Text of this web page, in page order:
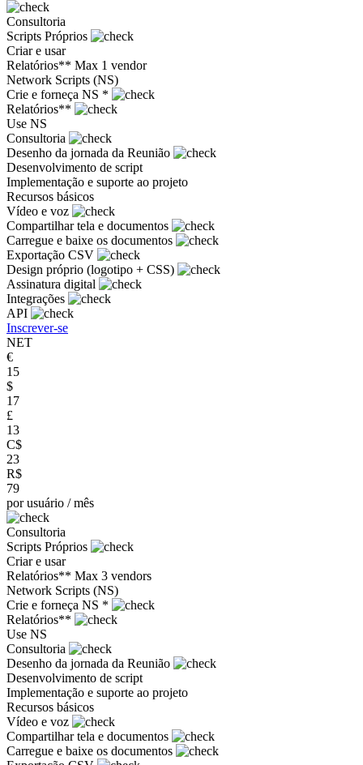
Consultoria
Scripts Próprios
Criar e usar
Relatórios** Max 1 vendor
Network Scripts (NS)
Crie e forneça NS *
Relatórios**
Use NS
Consultoria
Desenho da jornada da Reunião
Desenvolvimento de script
Implementação e suporte ao projeto
Recursos básicos
Vídeo e voz
Compartilhar tela e documentos
Carregue e baixe os documentos
Exportação CSV
Design próprio (logotipo + CSS)
Assinatura digital
Integrações
API
Inscrever-se
NET
€
15
$
17
£
13
C$
23
R$
79
por usuário / mês
Consultoria
Scripts Próprios
Criar e usar
Relatórios** Max 3 vendors
Network Scripts (NS)
Crie e forneça NS *
Relatórios**
Use NS
Consultoria
Desenho da jornada da Reunião
Desenvolvimento de script
Implementação e suporte ao projeto
Recursos básicos
Vídeo e voz
Compartilhar tela e documentos
Carregue e baixe os documentos